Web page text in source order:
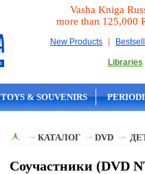
Vasha Kniga
more than 125,000
New Products |
Libraries
TOYS & SOUVENIRS
КАТАЛОГ DVD
Соучастники (DVD